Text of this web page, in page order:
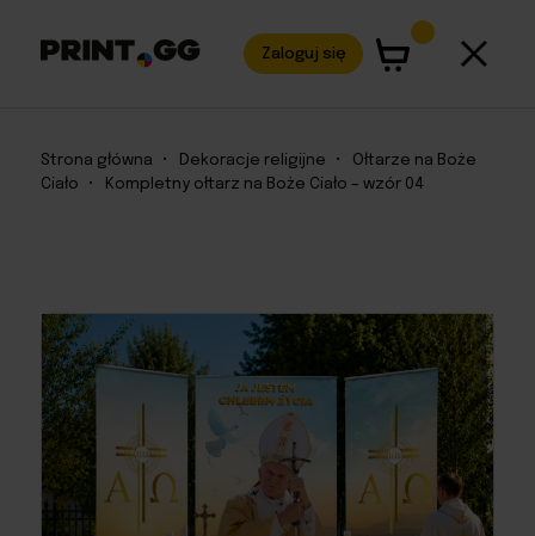
Zaloguj się
Strona główna • Dekoracje religijne •
Ołtarze na Boże
Ciało
• Kompletny ołtarz na Boże Ciało – wzór 04